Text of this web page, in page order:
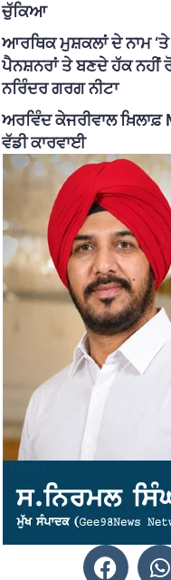
ਚੁੱਕਿਆ
ਆਰਥਿਕ ਮੁਸ਼ਕਲਾਂ ਦੇ ਨਾਮ
ਪੈਨਸ਼ਨਰਾਂ ਤੇ ਬਣਦੇ ਹੱਕ ਨਹੀਂ
ਨਰਿੰਦਰ ਗਰਗ ਨੀਟਾ
ਅਰਵਿੰਦ ਕੇਜਰੀਵਾਲ
ਵੱਡੀ ਕਾਰਵਾਈ